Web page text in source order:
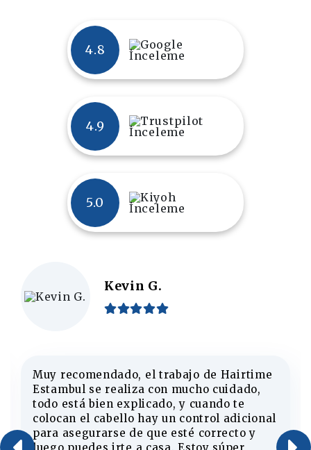
4.8
4.9
5.0
Kevin G.
Muy recomendado, el trabajo de Hairtime
Estambul se realiza con mucho cuidado,
todo está bien explicado, y cuando te
colocan el cabello hay un control adicional
para asegurarse de que esté correcto y